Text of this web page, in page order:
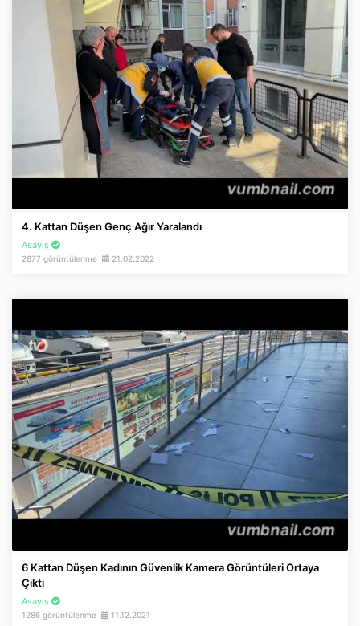
4. Kattan Düşen Genç Ağır Yaralandı
Asayiş
2677 görüntülenme 21.02.2022
6 Kattan Düşen Kadının Güvenlik Kamera Görüntüleri Ortaya
Çıktı
Asayiş
1286 görüntülenme 11.12.2021